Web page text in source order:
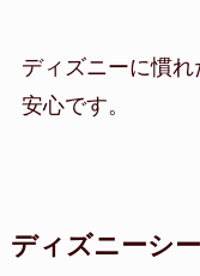
ディズニーに慣
安心です。
ディズニーシ